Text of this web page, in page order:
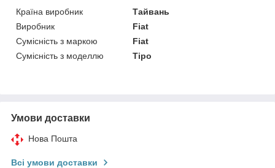
Країна виробник
Тайвань
Виробник
Fiat
Сумісність з маркою
Fiat
Сумісність з моделлю
Tipo
Умови доставки
Нова Пошта
Всі умови доставки